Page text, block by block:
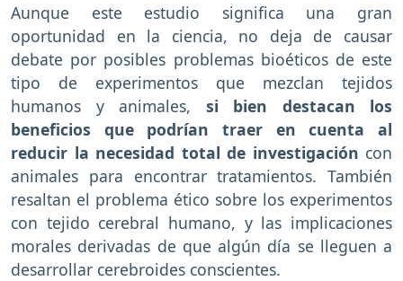
Aunque este estudio significa una gran
oportunidad en la ciencia, no deja de causar
debate por posibles problemas bioéticos de este
tipo de experimentos que mezclan tejidos
humanos y animales, si bien destacan los
beneficios que podrían traer en cuenta al
reducir la necesidad total de investigación con
animales para encontrar tratamientos. También
resaltan el problema ético sobre los experimentos
con tejido cerebral humano, y las implicaciones
morales derivadas de que algún día se lleguen a
desarrollar cerebroides conscientes.